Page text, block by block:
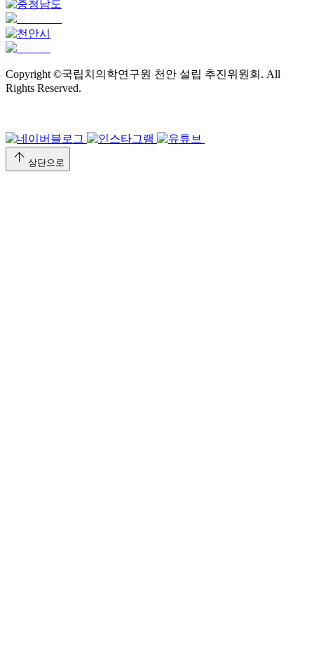
Copyright ©국립치의학연구원 천안 설립 추진위원회. All
Rights Reserved.
arrow_upward 상단으로